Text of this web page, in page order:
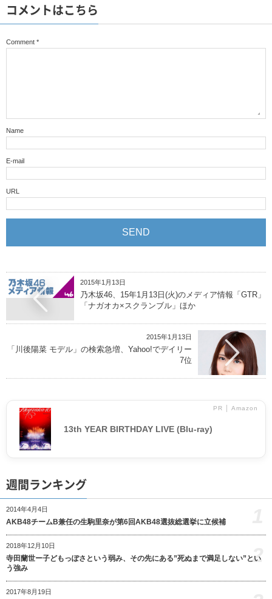
コメントはこちら
Comment *
Name
E-mail
URL
2015年1月13日
乃木坂46、15年1月13日(火)のメディア情報「GTR」
「ナガオカ×スクランブル」ほか
2015年1月13日
「川後陽菜 モデル」の検索急増、Yahoo!でデイリー
7位
PR │ Amazon
13th YEAR BIRTHDAY LIVE (Blu-ray)
週間ランキング
2014年4月4日
AKB48チームB兼任の生駒里奈が第6回AKB48選抜総選挙に立候補
2018年12月10日
寺田蘭世ー子どもっぽさという弱み、その先にある”死ぬまで満足しない”とい
う強み
2
2017年8月19日